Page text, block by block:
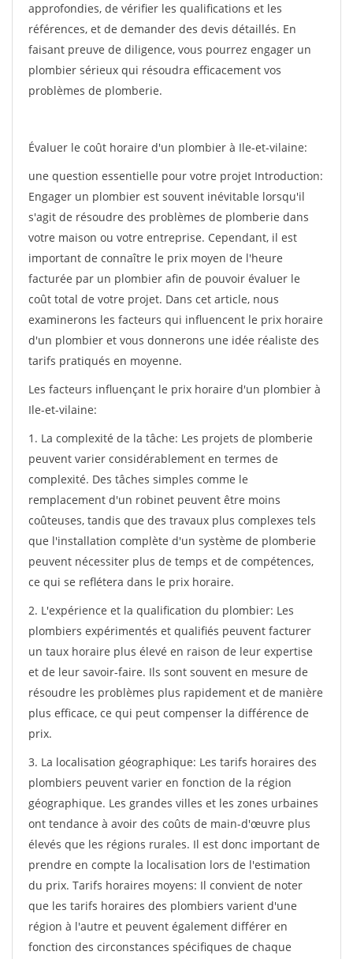
approfondies, de vérifier les qualifications et les
références, et de demander des devis détaillés. En
faisant preuve de diligence, vous pourrez engager un
plombier sérieux qui résoudra efficacement vos
problèmes de plomberie.
Évaluer le coût horaire d'un plombier à Ile-et-vilaine:
une question essentielle pour votre projet Introduction:
Engager un plombier est souvent inévitable lorsqu'il
s'agit de résoudre des problèmes de plomberie dans
votre maison ou votre entreprise. Cependant, il est
important de connaître le prix moyen de l'heure
facturée par un plombier afin de pouvoir évaluer le
coût total de votre projet. Dans cet article, nous
examinerons les facteurs qui influencent le prix horaire
d'un plombier et vous donnerons une idée réaliste des
tarifs pratiqués en moyenne.
Les facteurs influençant le prix horaire d'un plombier à
Ile-et-vilaine:
1. La complexité de la tâche: Les projets de plomberie
peuvent varier considérablement en termes de
complexité. Des tâches simples comme le
remplacement d'un robinet peuvent être moins
coûteuses, tandis que des travaux plus complexes tels
que l'installation complète d'un système de plomberie
peuvent nécessiter plus de temps et de compétences,
ce qui se reflétera dans le prix horaire.
2. L'expérience et la qualification du plombier: Les
plombiers expérimentés et qualifiés peuvent facturer
un taux horaire plus élevé en raison de leur expertise
et de leur savoir-faire. Ils sont souvent en mesure de
résoudre les problèmes plus rapidement et de manière
plus efficace, ce qui peut compenser la différence de
prix.
3. La localisation géographique: Les tarifs horaires des
plombiers peuvent varier en fonction de la région
géographique. Les grandes villes et les zones urbaines
ont tendance à avoir des coûts de main-d'œuvre plus
élevés que les régions rurales. Il est donc important de
prendre en compte la localisation lors de l'estimation
du prix. Tarifs horaires moyens: Il convient de noter
que les tarifs horaires des plombiers varient d'une
région à l'autre et peuvent également différer en
fonction des circonstances spécifiques de chaque